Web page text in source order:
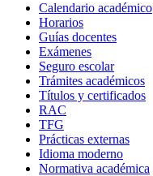
Calendario académico
Horarios
Guías docentes
Exámenes
Seguro escolar
Trámites académicos
Títulos y certificados
RAC
TFG
Prácticas externas
Idioma moderno
Normativa académica